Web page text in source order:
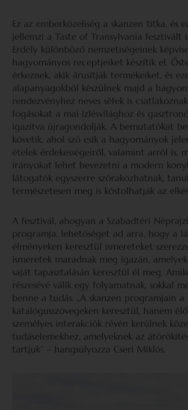
Ez az emberközeliség a skanzen titka, és
jellemzi a Taste of Transylvania fesztivált
Erdély különböző nemzetiségeinek
hagyományos receptjeiket készítik el.
érkeznek, akik árusítják termékeiket, és
alapanyagokból készülnek majd a
rendezvényhez neves séfek is
fogásokat a mai ízlésvilághoz és
igazítva újragondolják. A bemutatókat
követik, ahol szó esik a hagyományok
ételek érdekességeiről, valamint arról is,
irányokat lehet bevezetni a modern
látogatók egyszerre szórakozhatnak,
természetesen meg is kóstolhatják az
A fesztivál, ahogyan a Szabadtéri
programja, lehetőséget ad arra, hogy a
élményeken keresztül ismereteket
ismeretek maradnak meg igazán,
saját tapasztalásán keresztül él meg.
részesévé válik egy folyamatnak, sokkal
benne a tudás. „A skanzen programjain
katalógusszövegeken keresztül, hanem élő
személyes interakciók révén kerülnek
tudáselemekhez, amelyeknek az
tartjuk” – hangsúlyozza Cseri Miklós.